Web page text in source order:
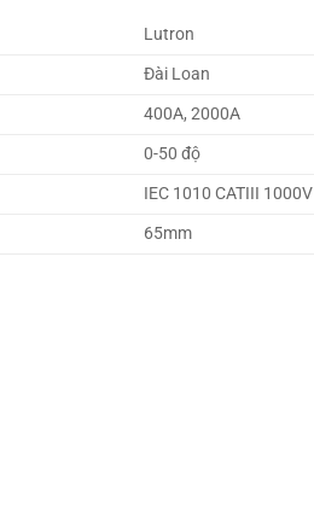
Lutron
Đài Loan
400A, 2000A
0-50 độ
IEC 1010 CATIII 1000V
65mm